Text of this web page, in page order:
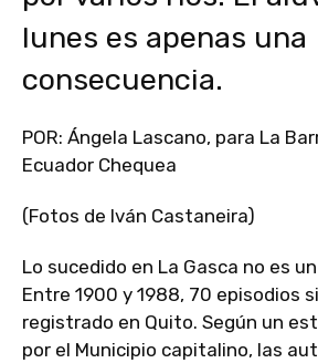
lunes es apenas una
consecuencia.
POR: Ángela Lascano, para La
Ecuador Chequea
(Fotos de Iván Castaneira)
Lo sucedido en La Gasca no es
Entre 1900 y 1988, 70 episodios
registrado en Quito. Según un
por el Municipio capitalino, las